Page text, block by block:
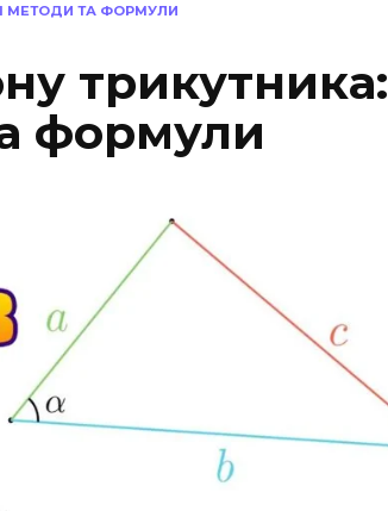
МЕТОДИ ТА ФОРМУЛИ
трикутника:
формули